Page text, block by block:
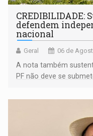
CREDIBILIDADE:
defendem
nacional
Geral 06 de
A nota também
PF não deve se